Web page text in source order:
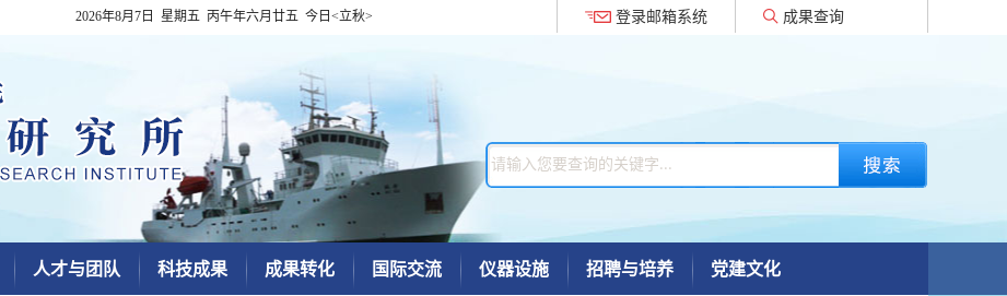
2026年8月7日 星期五 丙午年六月廿五 今日<立秋> 登录邮箱系统 成果查询
人才与团队 科技成果 成果转化 国际交流 仪器设施 招聘与培养 党建文化